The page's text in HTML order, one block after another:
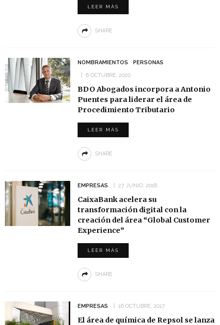
LEER MÁS
SHARE
NOMBRAMIENTOS
PERSONAS
6 OCTUBRE, 2020
BDO Abogados incorpora a Antonio
Puentes para liderar el área de
Procedimiento Tributario
LEER MÁS
SHARE
EMPRESAS 27 JUNIO, 2018
CaixaBank acelera su
transformación digital con la
creación del área “Global Customer
Experience”
LEER MÁS
SHARE
EMPRESAS 16 OCTUBRE, 2017
El área de química de Repsol se lanza